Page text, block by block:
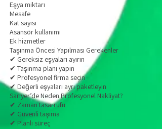
Eşya miktarı
Mesafe
Kat sayısı
Asansör kullanımı
Ek hizmetler
Taşınma Öncesi Yapılması Gerekenler
✔ Gereksiz eşyaları ayırın
✔ Taşınma planı yapın
✔ Profesyonel firma seçin
✔ Değerli eşyaları ayrı paketleyin
Sarıyer’de Neden Profesyonel Nakliyat?
✔ Zaman tasarrufu
✔ Güvenli taşıma
✔ Planlı süreç